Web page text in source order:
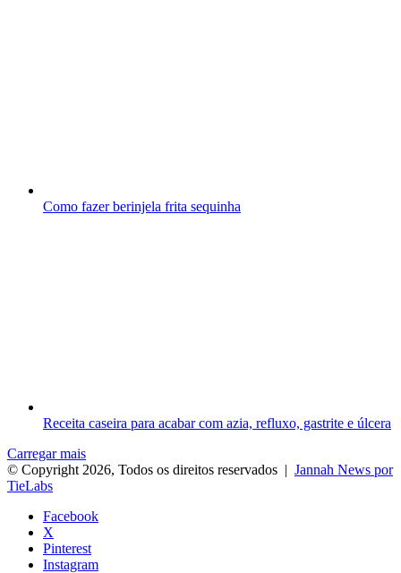
Como fazer berinjela frita sequinha
Receita caseira para acabar com azia, refluxo, gastrite e úlcera
Carregar mais
© Copyright 2026, Todos os direitos reservados | Jannah News por
TieLabs
Facebook
X
Pinterest
Instagram